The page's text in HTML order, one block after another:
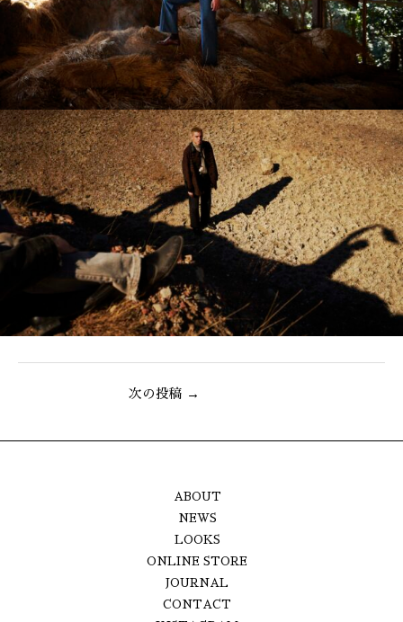
次の投稿 →
ABOUT
NEWS
LOOKS
ONLINE STORE
JOURNAL
CONTACT